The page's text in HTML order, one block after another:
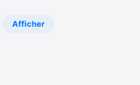
Afficher